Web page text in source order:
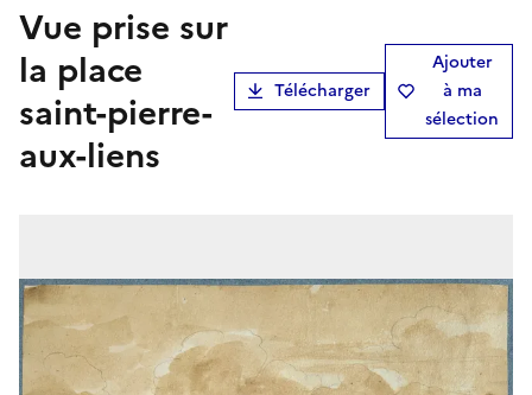
Vue prise sur
la place
saint-pierre-
aux-liens
Télécharger
Ajouter
à ma
sélection